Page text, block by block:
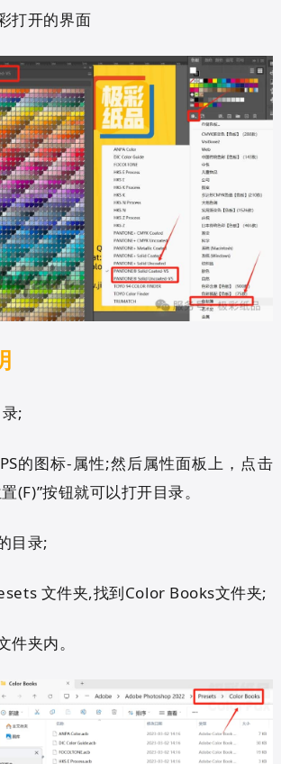
打开的界面
;
的图标-属性;然后属性面板上，点击
(F)”按钮就可以打开目录。
目录;
文件夹,找到Color Books文件夹;
件夹内。